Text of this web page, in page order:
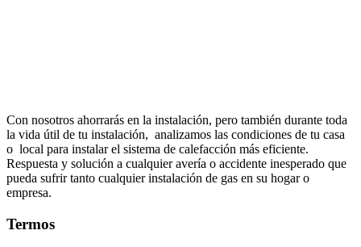
Con nosotros ahorrarás en la instalación, pero también durante toda
la vida útil de tu instalación, analizamos las condiciones de tu casa
o local para instalar el sistema de calefacción más eficiente.
Respuesta y solución a cualquier avería o accidente inesperado que
pueda sufrir tanto cualquier instalación de gas en su hogar o
empresa.
Termos